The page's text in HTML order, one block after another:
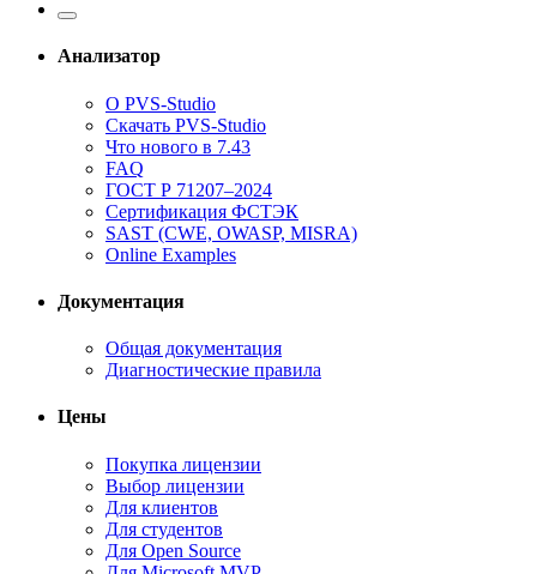
Анализатор
О PVS-Studio
Скачать PVS-Studio
Что нового в 7.43
FAQ
ГОСТ Р 71207–2024
Сертификация ФСТЭК
SAST (CWE, OWASP, MISRA)
Online Examples
Документация
Общая документация
Диагностические правила
Цены
Покупка лицензии
Выбор лицензии
Для клиентов
Для студентов
Для Open Source